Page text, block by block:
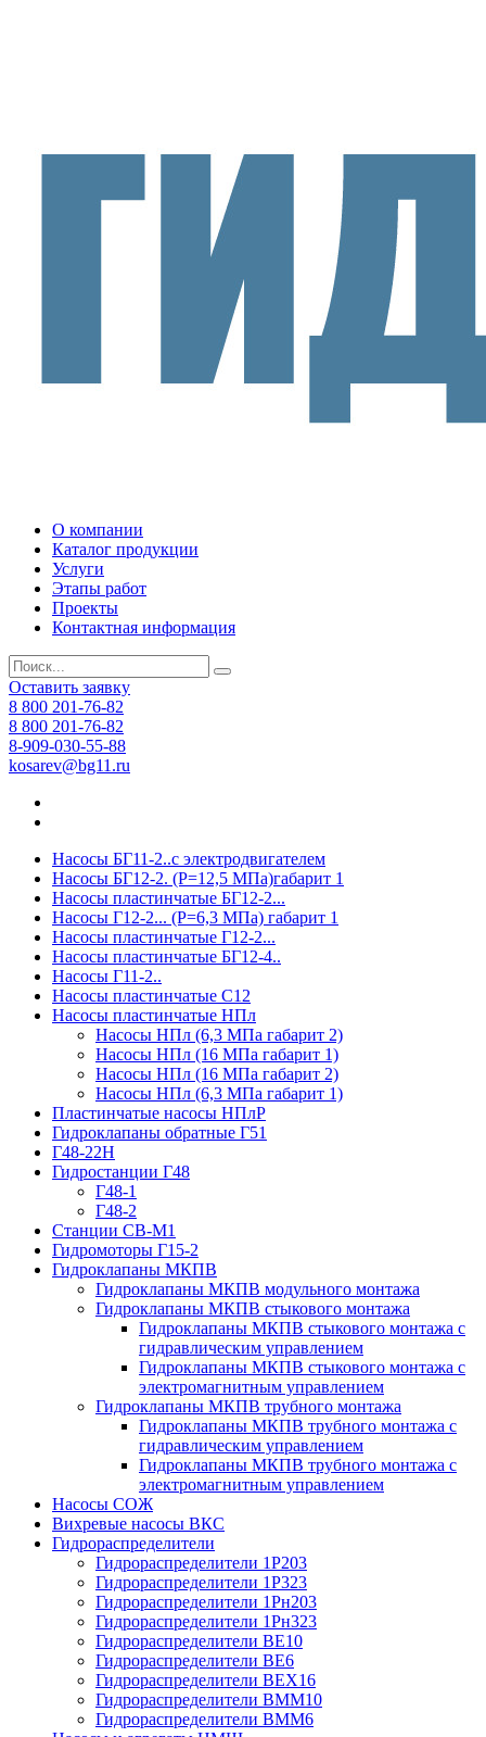
О компании
Каталог продукции
Услуги
Этапы работ
Проекты
Контактная информация
Оставить заявку
8 800 201-76-82
8 800 201-76-82
8-909-030-55-88
kosarev@bg11.ru
Насосы БГ11-2..с электродвигателем
Насосы БГ12-2. (Р=12,5 МПа)габарит 1
Насосы пластинчатые БГ12-2...
Насосы Г12-2... (Р=6,3 МПа) габарит 1
Насосы пластинчатые Г12-2...
Насосы пластинчатые БГ12-4..
Насосы Г11-2..
Насосы пластинчатые С12
Насосы пластинчатые НПл
Насосы НПл (6,3 МПа габарит 2)
Насосы НПл (16 МПа габарит 1)
Насосы НПл (16 МПа габарит 2)
Насосы НПл (6,3 МПа габарит 1)
Пластинчатые насосы НПлР
Гидроклапаны обратные Г51
Г48-22Н
Гидростанции Г48
Г48-1
Г48-2
Станции СВ-М1
Гидромоторы Г15-2
Гидроклапаны МКПВ
Гидроклапаны МКПВ модульного монтажа
Гидроклапаны МКПВ стыкового монтажа
Гидроклапаны МКПВ стыкового монтажа с
гидравлическим управлением
Гидроклапаны МКПВ стыкового монтажа с
электромагнитным управлением
Гидроклапаны МКПВ трубного монтажа
Гидроклапаны МКПВ трубного монтажа с
гидравлическим управлением
Гидроклапаны МКПВ трубного монтажа с
электромагнитным управлением
Насосы СОЖ
Вихревые насосы ВКС
Гидрораспределители
Гидрораспределители 1Р203
Гидрораспределители 1Р323
Гидрораспределители 1Рн203
Гидрораспределители 1Рн323
Гидрораспределители ВЕ10
Гидрораспределители ВЕ6
Гидрораспределители ВЕХ16
Гидрораспределители ВММ10
Гидрораспределители ВММ6